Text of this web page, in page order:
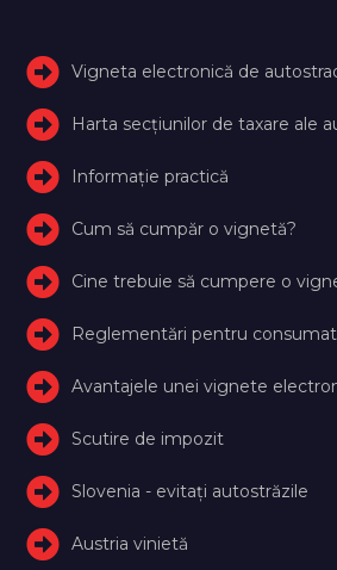
Vigneta electronică de
Harta secțiunilor de taxare ale
Informație practică
Cum să cumpăr o vignetă?
Cine trebuie să cumpere o
Reglementări pentru
Avantajele unei vignete
Scutire de impozit
Slovenia - evitați autostrăzile
Austria vinietă